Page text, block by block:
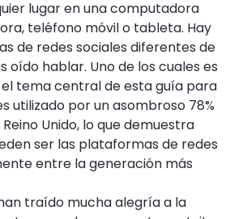
lugar en una computadora
teléfono móvil o tableta. Hay
de redes sociales diferentes de
oído hablar. Uno de los cuales es
el tema central de esta guía para
utilizado por un asombroso 78%
Unido, lo que demuestra
ser las plataformas de redes
entre la generación más
traído mucha alegría a la